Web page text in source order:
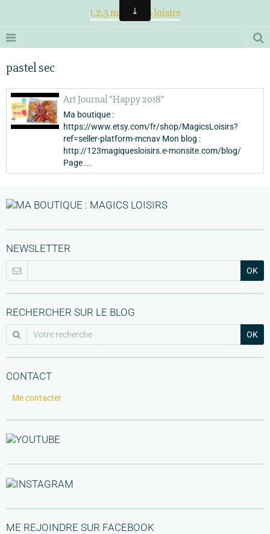
1,2,3 magiques loisirs
pastel sec
Art Journal "Happy 2018"
Ma boutique :
https://www.etsy.com/fr/shop/MagicsLoisirs?
ref=seller-platform-mcnav Mon blog :
http://123magiquesloisirs.e-monsite.com/blog/
Page ...
NEWSLETTER
OK
RECHERCHER SUR LE BLOG
OK
CONTACT
Me contacter
ME REJOINDRE SUR FACEBOOK